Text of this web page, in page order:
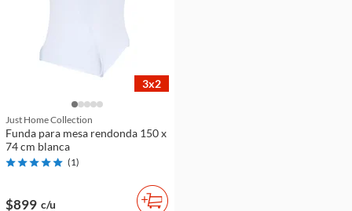
3x2
Just Home Collection
Funda para mesa rendonda 150 x
74 cm blanca
(1)
$899 c/u